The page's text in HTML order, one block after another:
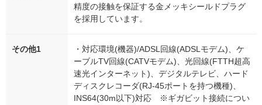
精度の接触を保証する金メッキシールドプラグ
を採用しています。
その他1
・対応環境(機器)/ADSL回線(ADSLモデム)、ケ
ーブルTV回線(CATVモデム)、光回線(FTTH超高
速光インターネット)、デジタルテレビ、ハード
ディスクレコーダ(RJ-45ポートを持つ機種)、
INS64(30m以下)対応 ※ギガビット接続につい